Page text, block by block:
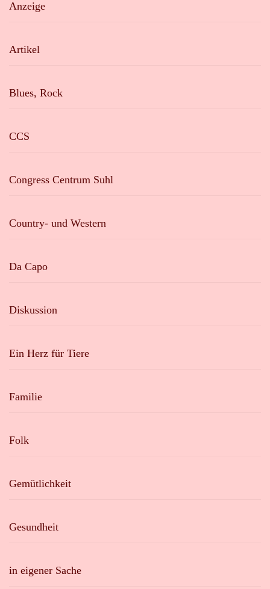
Anzeige
Artikel
Blues, Rock
CCS
Congress Centrum Suhl
Country- und Western
Da Capo
Diskussion
Ein Herz für Tiere
Familie
Folk
Gemütlichkeit
Gesundheit
in eigener Sache